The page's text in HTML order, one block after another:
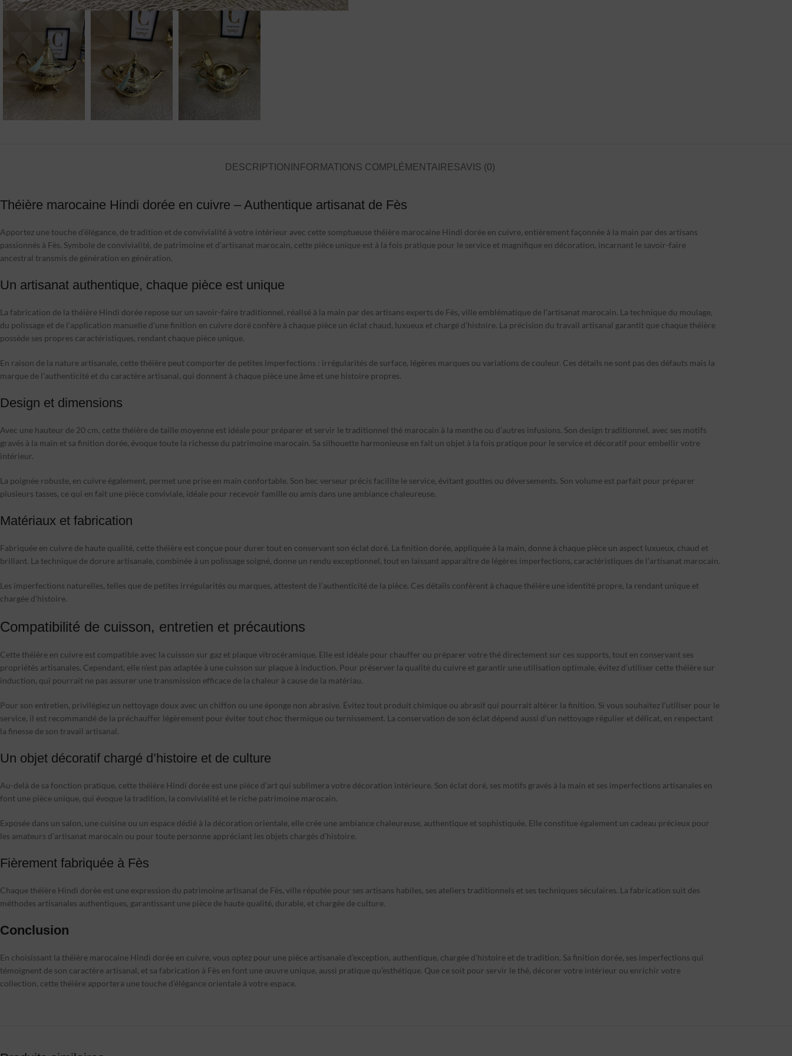
DESCRIPTION INFORMATIONS COMPLÉMENTAIRESAVIS (0)
Théière marocaine Hindi dorée en cuivre – Authentique artisanat de Fès
Apportez une touche d’élégance, de tradition et de convivialité à votre intérieur avec cette somptueuse théière marocaine Hindi dorée en cuivre, entièrement façonnée à la main par des artisans
passionnés à Fès. Symbole de convivialité, de patrimoine et d’artisanat marocain, cette pièce unique est à la fois pratique pour le service et magnifique en décoration, incarnant le savoir-faire
ancestral transmis de génération en génération.
Un artisanat authentique, chaque pièce est unique
La fabrication de la théière Hindi dorée repose sur un savoir-faire traditionnel, réalisé à la main par des artisans experts de Fès, ville emblématique de l’artisanat marocain. La technique du moulage,
du polissage et de l’application manuelle d’une finition en cuivre doré confère à chaque pièce un éclat chaud, luxueux et chargé d’histoire. La précision du travail artisanal garantit que chaque théière
possède ses propres caractéristiques, rendant chaque pièce unique.
En raison de la nature artisanale, cette théière peut comporter de petites imperfections : irrégularités de surface, légères marques ou variations de couleur. Ces détails ne sont pas des défauts mais la
marque de l’authenticité et du caractère artisanal, qui donnent à chaque pièce une âme et une histoire propres.
Design et dimensions
Avec une hauteur de 20 cm, cette théière de taille moyenne est idéale pour préparer et servir le traditionnel thé marocain à la menthe ou d’autres infusions. Son design traditionnel, avec ses motifs
gravés à la main et sa finition dorée, évoque toute la richesse du patrimoine marocain. Sa silhouette harmonieuse en fait un objet à la fois pratique pour le service et décoratif pour embellir votre
intérieur.
La poignée robuste, en cuivre également, permet une prise en main confortable. Son bec verseur précis facilite le service, évitant gouttes ou déversements. Son volume est parfait pour préparer
plusieurs tasses, ce qui en fait une pièce conviviale, idéale pour recevoir famille ou amis dans une ambiance chaleureuse.
Matériaux et fabrication
Fabriquée en cuivre de haute qualité, cette théière est conçue pour durer tout en conservant son éclat doré. La finition dorée, appliquée à la main, donne à chaque pièce un aspect luxueux, chaud et
brillant. La technique de dorure artisanale, combinée à un polissage soigné, donne un rendu exceptionnel, tout en laissant apparaître de légères imperfections, caractéristiques de l’artisanat marocain.
Les imperfections naturelles, telles que de petites irrégularités ou marques, attestent de l’authenticité de la pièce. Ces détails confèrent à chaque théière une identité propre, la rendant unique et
chargée d’histoire.
Compatibilité de cuisson, entretien et précautions
Cette théière en cuivre est compatible avec la cuisson sur gaz et plaque vitrocéramique. Elle est idéale pour chauffer ou préparer votre thé directement sur ces supports, tout en conservant ses
propriétés artisanales. Cependant, elle n’est pas adaptée à une cuisson sur plaque à induction. Pour préserver la qualité du cuivre et garantir une utilisation optimale, évitez d’utiliser cette théière sur
induction, qui pourrait ne pas assurer une transmission efficace de la chaleur à cause de la matériau.
Pour son entretien, privilégiez un nettoyage doux avec un chiffon ou une éponge non abrasive. Évitez tout produit chimique ou abrasif qui pourrait altérer la finition. Si vous souhaitez l’utiliser pour le
service, il est recommandé de la préchauffer légèrement pour éviter tout choc thermique ou ternissement. La conservation de son éclat dépend aussi d’un nettoyage régulier et délicat, en respectant
la finesse de son travail artisanal.
Un objet décoratif chargé d’histoire et de culture
Au-delà de sa fonction pratique, cette théière Hindi dorée est une pièce d’art qui sublimera votre décoration intérieure. Son éclat doré, ses motifs gravés à la main et ses imperfections artisanales en
font une pièce unique, qui évoque la tradition, la convivialité et le riche patrimoine marocain.
Exposée dans un salon, une cuisine ou un espace dédié à la décoration orientale, elle crée une ambiance chaleureuse, authentique et sophistiquée. Elle constitue également un cadeau précieux pour
les amateurs d’artisanat marocain ou pour toute personne appréciant les objets chargés d’histoire.
Fièrement fabriquée à Fès
Chaque théière Hindi dorée est une expression du patrimoine artisanal de Fès, ville réputée pour ses artisans habiles, ses ateliers traditionnels et ses techniques séculaires. La fabrication suit des
méthodes artisanales authentiques, garantissant une pièce de haute qualité, durable, et chargée de culture.
Conclusion
En choisissant la théière marocaine Hindi dorée en cuivre, vous optez pour une pièce artisanale d’exception, authentique, chargée d’histoire et de tradition. Sa finition dorée, ses imperfections qui
témoignent de son caractère artisanal, et sa fabrication à Fès en font une œuvre unique, aussi pratique qu’esthétique. Que ce soit pour servir le thé, décorer votre intérieur ou enrichir votre
collection, cette théière apportera une touche d’élégance orientale à votre espace.